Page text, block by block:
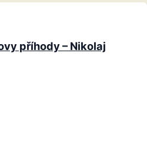
příhody – Nikolaj